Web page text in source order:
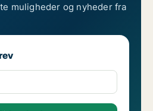
muligheder og nyheder fra